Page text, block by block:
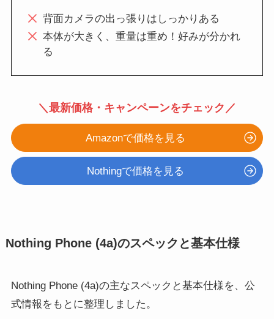
背面カメラの出っ張りはしっかりある
本体が大きく、重量は重め！好みが分かれ
る
＼最新価格・キャンペーンをチェック／
Amazonで価格を見る
Nothingで価格を見る
Nothing Phone (4a)のスペックと基本仕様
Nothing Phone (4a)の主なスペックと基本仕様を、公
式情報をもとに整理しました。